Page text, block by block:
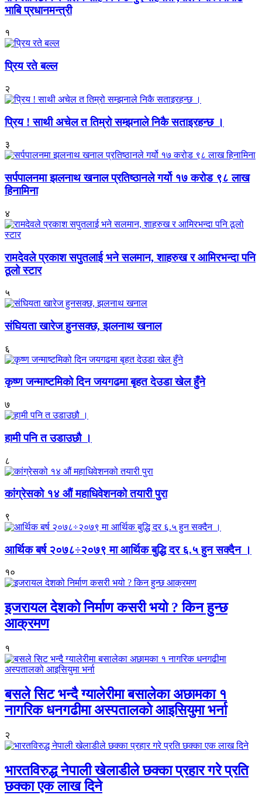
भाबि प्रधानमन्त्री
१
प्रिय रते बल्ल
२
प्रिय ! साथी अचेल त तिम्रो सम्झनाले निकै सताइरहन्छ ।
३
सर्पपालनमा झलनाथ खनाल प्रतिष्ठानले गर्यो १७ करोड ९८ लाख
हिनामिना
४
रामदेवले प्रकाश सपुतलाई भने सलमान, शाहरुख र आमिरभन्दा पनि
ठूलो स्टार
५
संघियता खारेज हुनसक्छ, झलनाथ खनाल
६
कृष्ण जन्माष्टमिको दिन जयगढमा बृहत देउडा खेल हुँने
७
हामी पनि त उडाउछौ ।
८
कांग्रेसको १४ औं महाधिवेशनको तयारी पुरा
९
आर्थिक बर्ष २०७८÷२०७९ मा आर्थिक बुद्धि दर ६.५ हुन सक्दैन ।
१०
इजरायल देशको निर्माण कसरी भयो ? किन हुन्छ
आक्रमण
१
बसले सिट भन्दै ग्यालेरीमा बसालेका अछामका १
नागरिक धनगढीमा अस्पतालको आइसियुमा भर्ना
२
भारतविरुद्ध नेपाली खेलाडीले छक्का प्रहार गरे प्रति
छक्का एक लाख दिने